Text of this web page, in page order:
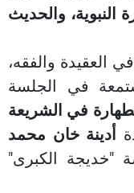
النبوية، والحديث
العقيدة والفقه،
في الجلسة
في الشريعة
أدينة خان محمد
"خديجة الكبرى"